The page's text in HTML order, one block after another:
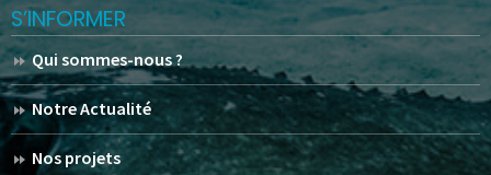
S’INFORMER
Qui sommes-nous ?
Notre Actualité
Nos projets